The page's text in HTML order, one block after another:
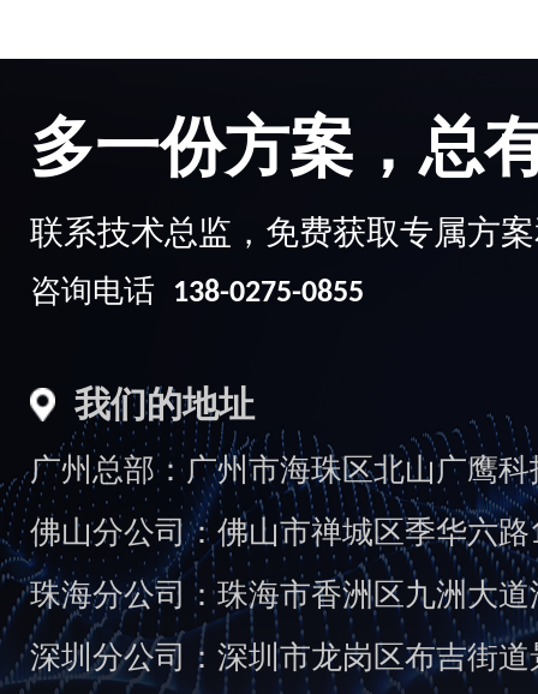
多一份方案，总
联系技术总监，免费获取专属方
咨询电话 138-0275-0855
我们的地址
广州总部：广州市海珠区北山广鹰科
佛山分公司：佛山市禅城区季华六路
珠海分公司：珠海市香洲区九洲大道
深圳分公司：深圳市龙岗区布吉街